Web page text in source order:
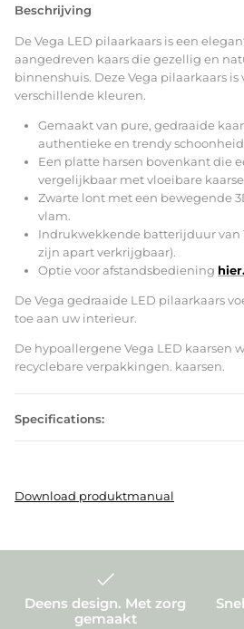
Beschrijving
De Vega LED pilaarkaars is een
aangedreven kaars die gezellig en
binnenshuis. Deze Vega pilaarkaars
verschillende kleuren.
Gemaakt van pure, gedraaide
authentieke en trendy
Een platte harsen bovenkant die
vergelijkbaar met vloeibare
Zwarte lont met een bewegende
vlam.
Indrukwekkende batterijduur van
zijn apart verkrijgbaar).
Optie voor afstandsbediening hier.
De Vega gedraaide LED pilaarkaars
toe aan uw interieur.
De hypoallergene Vega LED kaarsen
recyclebare verpakkingen. kaarsen.
Specifications:
Download produktmanual
Deens design. Met zorg
gemaakt